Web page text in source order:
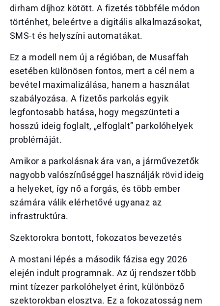
dirham díjhoz kötött. A fizetés többféle módon
történhet, beleértve a digitális alkalmazásokat,
SMS-t és helyszíni automatákat.
Ez a modell nem új a régióban, de Musaffah
esetében különösen fontos, mert a cél nem a
bevétel maximalizálása, hanem a használat
szabályozása. A fizetős parkolás egyik
legfontosabb hatása, hogy megszünteti a
hosszú ideig foglalt, „elfoglalt” parkolóhelyek
problémáját.
Amikor a parkolásnak ára van, a járművezetők
nagyobb valószínűséggel használják rövid ideig
a helyeket, így nő a forgás, és több ember
számára válik elérhetővé ugyanaz az
infrastruktúra.
Szektorokra bontott, fokozatos bevezetés
A mostani lépés a második fázisa egy 2026
elején indult programnak. Az új rendszer több
mint tízezer parkolóhelyet érint, különböző
szektorokban elosztva. Ez a fokozatosság nem